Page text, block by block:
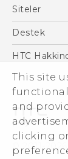
This site
and
clicking
Akıllı
VIVE
Siteler
HTC Dev
Destek
Destek
HTC
ESG
Yatırımcı
Gizlilik
Ürün
Cookie
© 2011-